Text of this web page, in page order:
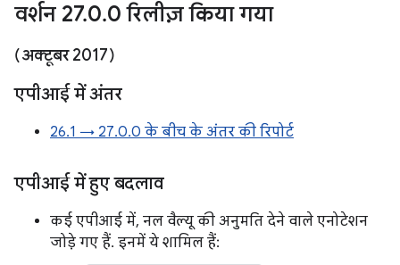
वर्शन 27.0.0 रिलीज़ किया गया
(अक्टूबर 2017)
एपीआई में अंतर
26.1 → 27.0.0 के बीच के अंतर की रिपोर्ट
एपीआई में हुए बदलाव
कई एपीआई में, नल वैल्यू की अनुमति देने वाले एनोटेशन
जोड़े गए हैं. इनमें ये शामिल हैं: